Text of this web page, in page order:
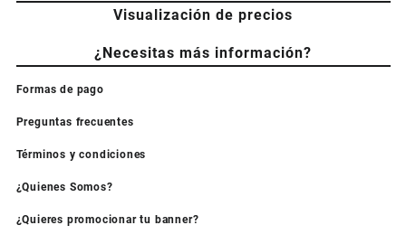
Visualización de precios
¿Necesitas más información?
Formas de pago
Preguntas frecuentes
Términos y condiciones
¿Quienes Somos?
¿Quieres promocionar tu banner?